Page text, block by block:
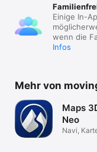
Einige In-
wenn die
Infos
Mehr von
Maps
Neo
Navi,